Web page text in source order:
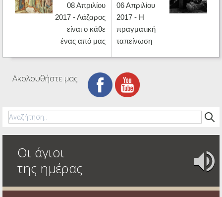
08 Απριλίου
2017 - Λάζαρος
είναι ο κάθε
ένας από μας
06 Απριλίου
2017 - Η
πραγματική
ταπείνωση
Ακολουθήστε μας
Οι άγιοι
της ημέρας